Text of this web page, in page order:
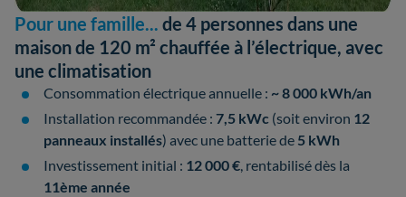
Pour une famille... de 4 personnes dans une
maison de 120 m² chauffée à l’électrique, avec
une climatisation
Consommation électrique annuelle : ~ 8 000 kWh/an
Installation recommandée : 7,5 kWc (soit environ 12
panneaux installés) avec une batterie de 5 kWh
Investissement initial : 12 000 €, rentabilisé dès la
11ème année